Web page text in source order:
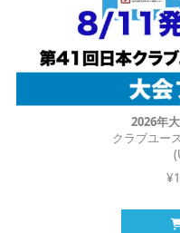
2026年
クラブユー